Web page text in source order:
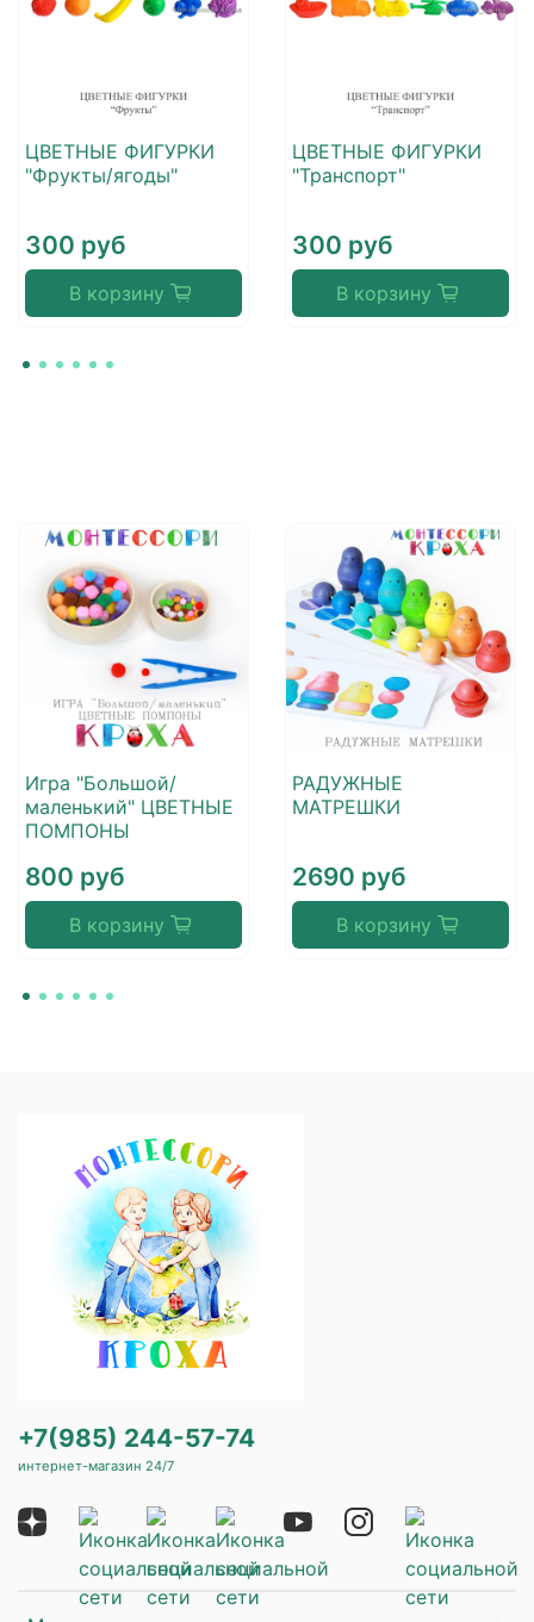
ЦВЕТНЫЕ ФИГУРКИ
"Фрукты/ягоды"
300 руб
В корзину
ЦВЕТНЫЕ ФИГУРКИ
"Транспорт"
300 руб
В корзину
Игра "Большой/
маленький" ЦВЕТНЫЕ
ПОМПОНЫ
800 руб
В корзину
РАДУЖНЫЕ
МАТРЕШКИ
2690 руб
В корзину
+7(985) 244-57-74
интернет-магазин 24/7